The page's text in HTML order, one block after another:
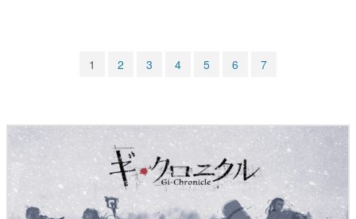
1 2 3 4 5 6 7